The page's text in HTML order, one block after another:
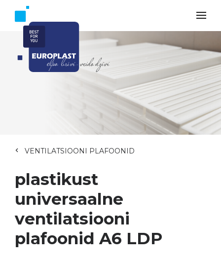
VENTILATSIOONI PLAFOONID
plastikust
universaalne
ventilatsiooni
plafoonid A6 LDP